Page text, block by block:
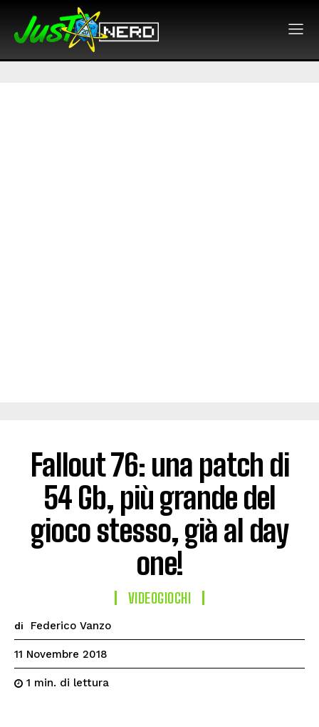
Fallout 76: una patch di
54 Gb, più grande del
gioco stesso, già al day
one!
VIDEOGIOCHI
di Federico Vanzo
11 Novembre 2018
1 min. di lettura